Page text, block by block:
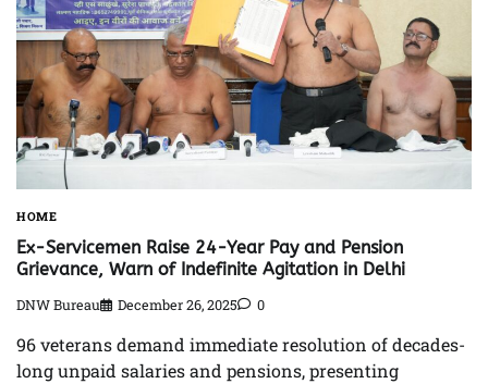
HOME
Ex-Servicemen Raise 24-Year Pay and Pension
Grievance, Warn of Indefinite Agitation in Delhi
DNW Bureau December 26, 2025 0
96 veterans demand immediate resolution of decades-
long unpaid salaries and pensions, presenting